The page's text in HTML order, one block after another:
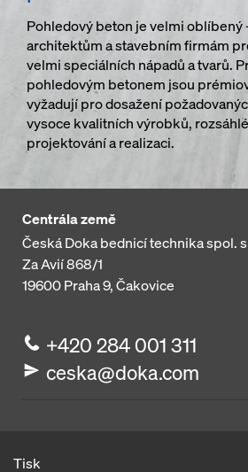
Pohledový beton je velmi oblíbený
architektům a stavebním firmám
velmi speciálních nápadů a tvarů.
pohledovým betonem jsou
vyžadují pro dosažení
vysoce kvalitních výrobků,
projektování a realizaci.
Centrála země
Česká Doka bednicí technika spol.
Za Avií 868/1
19600Praha 9, Čakovice
+420 284 001 311
ceska@doka.com
Tisk